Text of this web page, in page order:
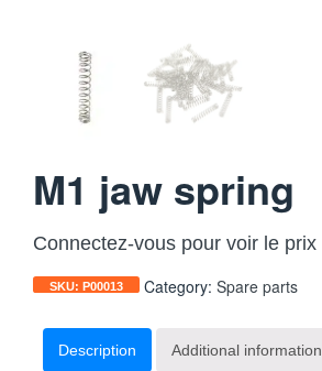
M1 jaw spring
Connectez-vous pour voir le prix
SKU: P00013 Category: Spare parts
Description Additional information